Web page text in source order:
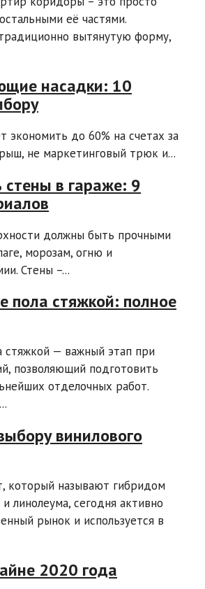
её частями.
вытянутую форму,
насадки: 10
экономить до 60% на счетах за
не маркетинговый трюк и...
в гараже: 9
должны быть прочными
морозам, огню и
Стены –...
пола стяжкой: полное
стяжкой — важный этап при
позволяющий подготовить
отделочных работ.
винилового
который называют гибридом
линолеума, сегодня активно
рынок и используется в
2020 года